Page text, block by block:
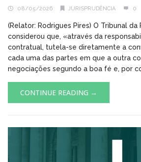
08/05/2026 JURISPRUDÊNCIA 0
(Relator: Rodrigues Pires) O Tribunal
considerou que, «através da
contratual, tutela-se diretamente a
cada uma das partes em que a outra
negociações segundo a boa fé e, por
CONTINUE READING →